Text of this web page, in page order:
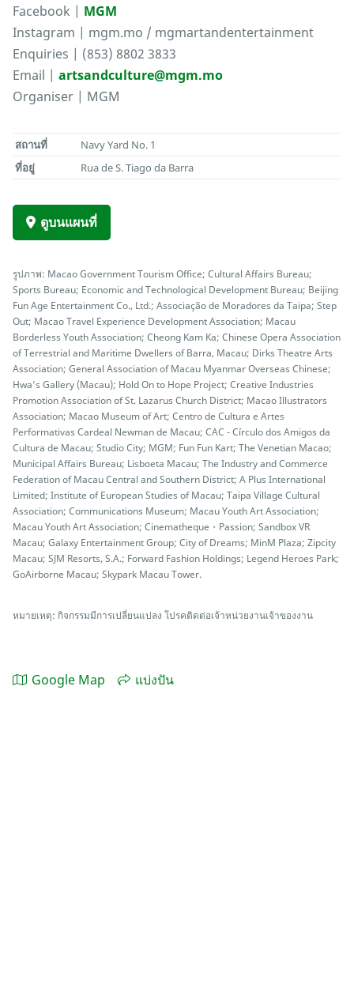
Facebook | MGM
Instagram | mgm.mo / mgmartandentertainment
Enquiries | (853) 8802 3833
Email | artsandculture@mgm.mo
Organiser | MGM
สถานที่
Navy Yard No. 1
ที่อยู่
Rua de S. Tiago da Barra
ดูบนแผนที่
รูปภาพ: Macao Government Tourism Office; Cultural Affairs Bureau;
Sports Bureau; Economic and Technological Development Bureau; Beijing
Fun Age Entertainment Co., Ltd.; Associação de Moradores da Taipa; Step
Out; Macao Travel Experience Development Association; Macau
Borderless Youth Association; Cheong Kam Ka; Chinese Opera Association
of Terrestrial and Maritime Dwellers of Barra, Macau; Dirks Theatre Arts
Association; General Association of Macau Myanmar Overseas Chinese;
Hwa’s Gallery (Macau); Hold On to Hope Project; Creative Industries
Promotion Association of St. Lazarus Church District; Macao Illustrators
Association; Macao Museum of Art; Centro de Cultura e Artes
Performativas Cardeal Newman de Macau; CAC - Círculo dos Amigos da
Cultura de Macau; Studio City; MGM; Fun Fun Kart; The Venetian Macao;
Municipal Affairs Bureau; Lisboeta Macau; The Industry and Commerce
Federation of Macau Central and Southern District; A Plus International
Limited; Institute of European Studies of Macau; Taipa Village Cultural
Association; Communications Museum; Macau Youth Art Association;
Macau Youth Art Association; Cinematheque・Passion; Sandbox VR
Macau; Galaxy Entertainment Group; City of Dreams; MinM Plaza; Zipcity
Macau; SJM Resorts, S.A.; Forward Fashion Holdings; Legend Heroes Park;
GoAirborne Macau; Skypark Macau Tower.
หมายเหตุ: กิจกรรมมีการเปลี่ยนแปลง โปรคติดต่อเจ้าหน่วยงานเจ้าของงาน
Google Map แบ่งปัน